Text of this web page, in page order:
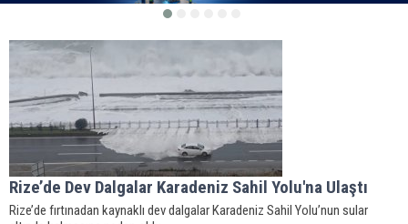
Rize’de Dev Dalgalar Karadeniz Sahil Yolu'na Ulaştı
Rize’de fırtınadan kaynaklı dev dalgalar Karadeniz Sahil Yolu’nun sular